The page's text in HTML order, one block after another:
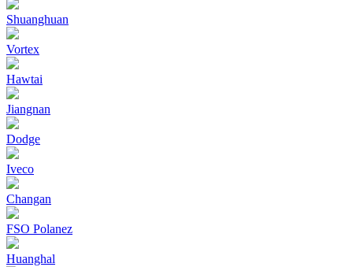
Shuanghuan
Vortex
Hawtai
Jiangnan
Dodge
Iveco
Changan
FSO Polanez
Huanghal